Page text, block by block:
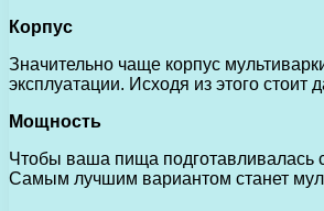
Корпус
Значительно чаще корпус
эксплуатации. Исходя из этого
Мощность
Чтобы ваша пища подготавливалась
Самым лучшим вариантом станет